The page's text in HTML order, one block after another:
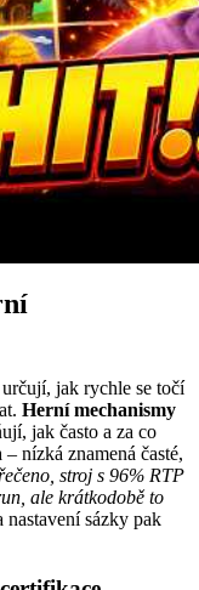
jak rychle se točí
Herní mechanismy
jak často a za co
nízká znamená časté,
stroj s 96% RTP
ale krátkodobě to
sázky pak